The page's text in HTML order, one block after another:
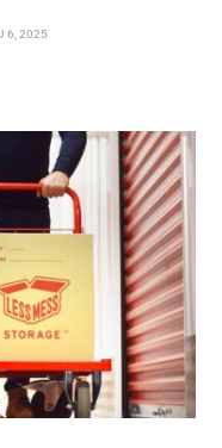
6, 2025